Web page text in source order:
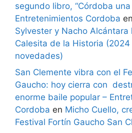
segundo libro, “Córdoba
Entretenimientos Cordoba en
Sylvester y Nacho Alcántara
Calesita de la Historia (2024
novedades)
San Clemente vibra con el
Gaucho: hoy cierra con
enorme baile popular –
Cordoba en Micho Cuello,
Festival Fortín Gaucho San